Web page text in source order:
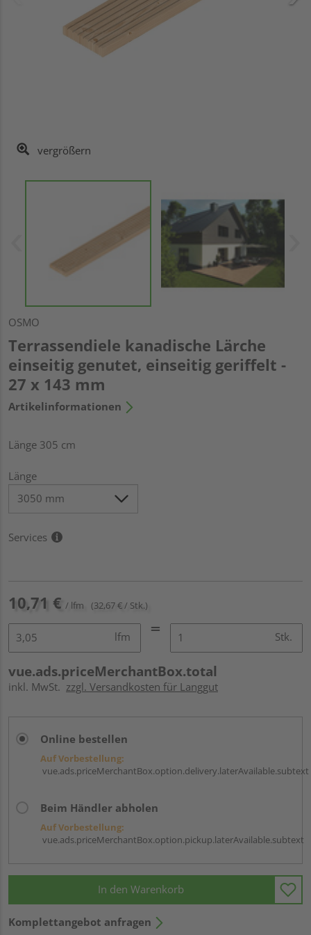
vergrößern
OSMO
Terrassendiele kanadische Lärche
einseitig genutet, einseitig geriffelt -
27 x 143 mm
Artikelinformationen
Länge 305 cm
Länge
Services
10,71 € / lfm (32,67 € / Stk.)
lfm Stk.
vue.ads.priceMerchantBox.total
inkl. MwSt. zzgl. Versandkosten für Langgut
Online bestellen
Auf Vorbestellung:
vue.ads.priceMerchantBox.option.delivery.laterAvailable.subtext
Beim Händler abholen
Auf Vorbestellung:
vue.ads.priceMerchantBox.option.pickup.laterAvailable.subtext
In den Warenkorb
Komplettangebot anfragen